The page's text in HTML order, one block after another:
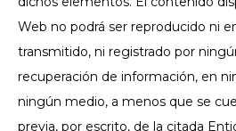
Web no podrá ser reproducido ni
transmitido, ni registrado por
recuperación de información, en
ningún medio, a menos que se
previa, por escrito, de la citada